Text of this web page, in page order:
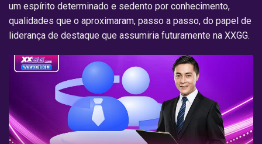
um espírito determinado e sedento por conhecimento,
qualidades que o aproximaram, passo a passo, do papel de
liderança de destaque que assumiria futuramente na XXGG.